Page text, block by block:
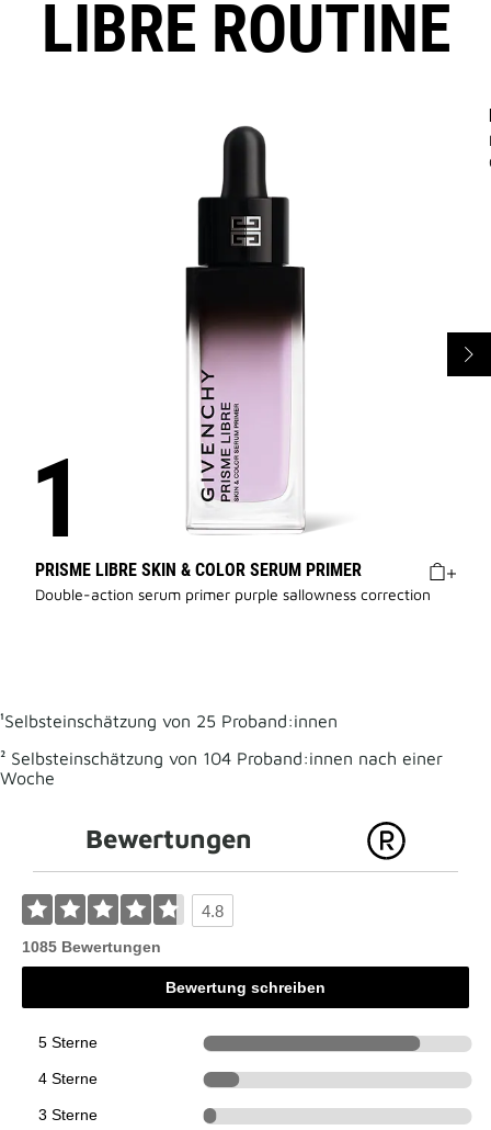
LIBRE ROUTINE
PRISME LIBRE SKIN & COLOR SERUM PRIMER
Double-action serum primer purple sallowness correction
¹Selbsteinschätzung von 25 Proband:innen
² Selbsteinschätzung von 104 Proband:innen nach einer
Woche
Bewertungen
4.8
1085 Bewertungen
Bewertung schreiben
5 Sterne 878
4 Sterne
3 Sterne